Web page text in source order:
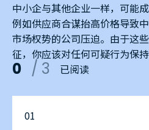
中小企与其他企业一样，可能
例如供应商合谋抬高价格导致
市场权势的公司压迫。由于这
征，你应该对任何可疑行为保持
0 / 3 已阅读
01